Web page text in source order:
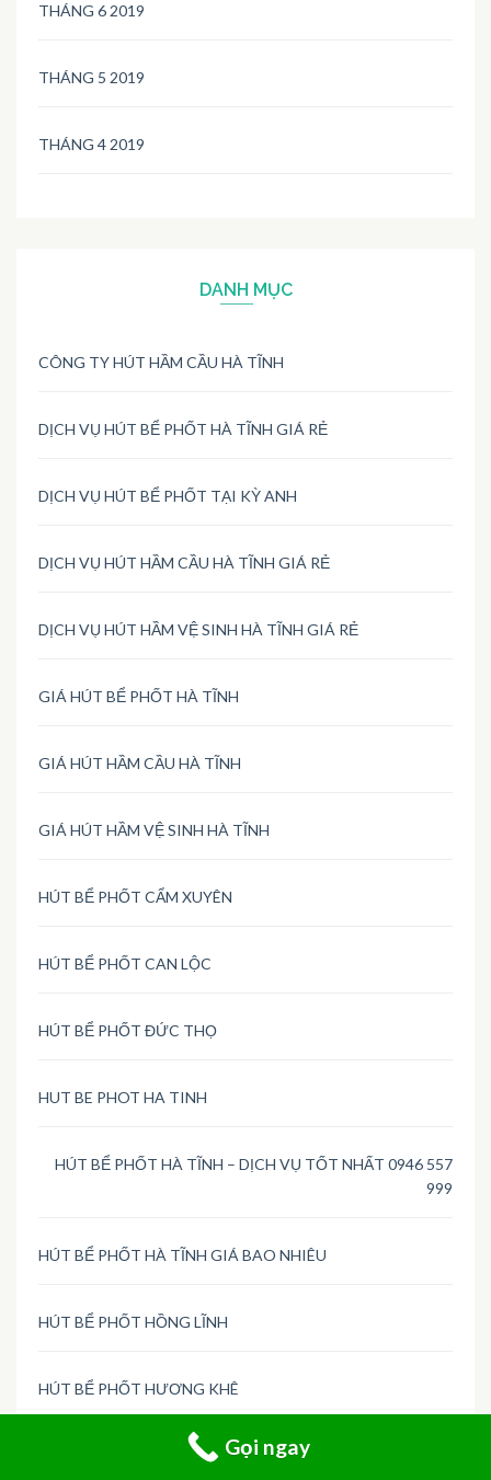
THÁNG 6 2019
THÁNG 5 2019
THÁNG 4 2019
DANH MỤC
CÔNG TY HÚT HẦM CẦU HÀ TĨNH
DỊCH VỤ HÚT BỂ PHỐT HÀ TĨNH GIÁ RẺ
DỊCH VỤ HÚT BỂ PHỐT TẠI KỲ ANH
DỊCH VỤ HÚT HẦM CẦU HÀ TĨNH GIÁ RẺ
DỊCH VỤ HÚT HẦM VỆ SINH HÀ TĨNH GIÁ RẺ
GIÁ HÚT BỂ PHỐT HÀ TĨNH
GIÁ HÚT HẦM CẦU HÀ TĨNH
GIÁ HÚT HẦM VỆ SINH HÀ TĨNH
HÚT BỂ PHỐT CẨM XUYÊN
HÚT BỂ PHỐT CAN LỘC
HÚT BỂ PHỐT ĐỨC THỌ
HUT BE PHOT HA TINH
HÚT BỂ PHỐT HÀ TĨNH – DỊCH VỤ TỐT NHẤT 0946 557
999
HÚT BỂ PHỐT HÀ TĨNH GIÁ BAO NHIÊU
HÚT BỂ PHỐT HỒNG LĨNH
HÚT BỂ PHỐT HƯƠNG KHÊ
HÚT BỂ PHỐT HƯƠNG SƠNGọi ngay